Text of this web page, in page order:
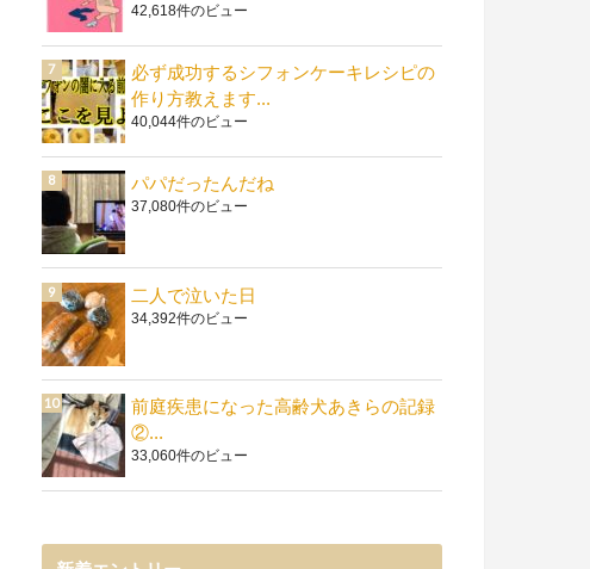
42,618件のビュー
必ず成功するシフォンケーキレシピの
作り方教えます...
40,044件のビュー
パパだったんだね
37,080件のビュー
二人で泣いた日
34,392件のビュー
前庭疾患になった高齢犬あきらの記録
②...
33,060件のビュー